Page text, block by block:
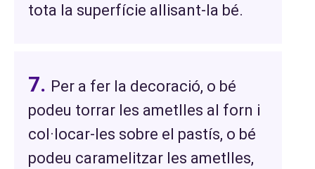
tota la superfície allisant-la bé.
Per a fer la decoració, o bé
podeu torrar les ametlles al forn i
col·locar-les sobre el pastís, o bé
podeu caramelitzar les ametlles,